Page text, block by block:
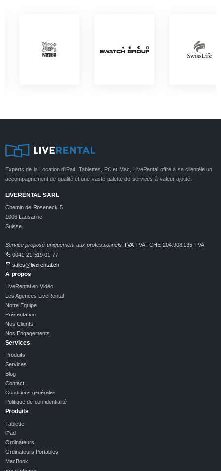
Experts de la Location d'iPad, Tablettes, PC et Mac, LiveRental offre à sa clientèle un
accompagnement de qualité et une vaste palette de services à valeur ajouté.
LIVERENTAL SARL
Chemin de Roseneck 5
1006 Lausanne
Suisse
Service proposé uniquement aux professionnels TVATVA : CHE-204.908.135 TVA
0041 21 519 01 77
sales@liverental.ch
A propos
LiveRental en Vidéo
Les Agences LiveRental
Notre Equipe
Présentation
Nos Clients
Nos Engagements
Services
Produits
Services
Blog
Contact
Conditions générales
Politique de confidentialité
Produits
Tablette
iPad
Ordinateurs
Ordinateurs Portables
MacBook